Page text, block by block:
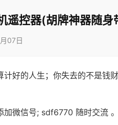
遥控器(胡牌神器随身
07日
好的人生；你失去的不是钱
微信号; sdf6770 随时交流 。